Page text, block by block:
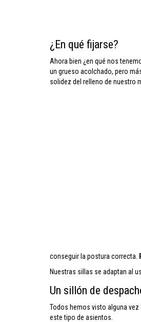
¿En qué fijarse?
Ahora bien ¿en qué nos
un grueso acolchado, pero
solidez del relleno de nuestro
conseguir la postura correcta.
Nuestras sillas se adaptan al
Un sillón de
Todos hemos visto alguna vez
este tipo de asientos.